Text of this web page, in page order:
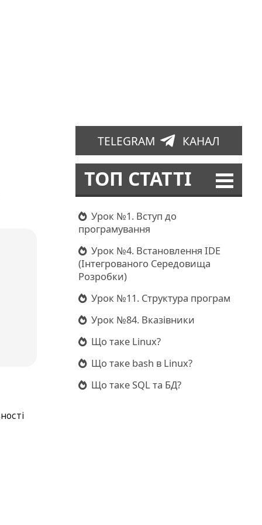
TELEGRAM КАНАЛ
ТОП СТАТТІ
Урок №1. Вступ до
програмування
Урок №4. Встановлення IDE
(Інтегрованого Середовища
Розробки)
Урок №11. Структура програм
Урок №84. Вказівники
Що таке Linux?
Що таке bash в Linux?
Що таке SQL та БД?